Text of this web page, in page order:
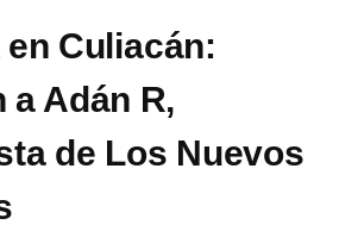
Culiacán:
a Adán R,
de Los Nuevos